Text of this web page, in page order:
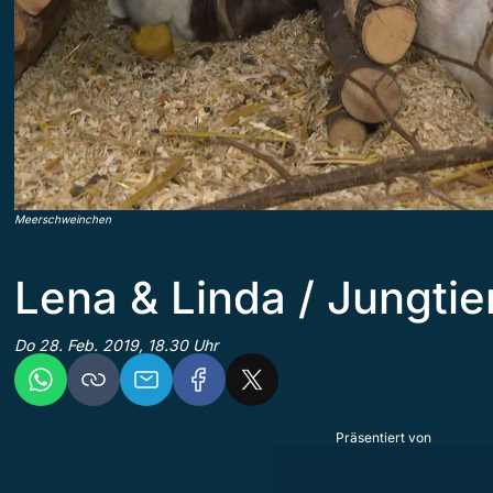
Meerschweinchen
Lena & Linda /
Do 28. Feb. 2019, 18.30 Uhr
Präsentiert von